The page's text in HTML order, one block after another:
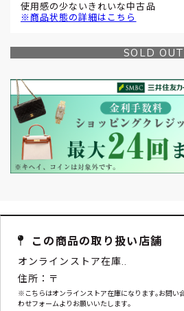
使用感の少ないきれいな中古品
※商品状態の詳細はこちら
SOLD OUT
この商品の取り扱い店舗
オンラインストア在庫..
住所：〒
※こちらはオンラインストア在庫になります｡お問い
わせフォームよりお願いいたします｡